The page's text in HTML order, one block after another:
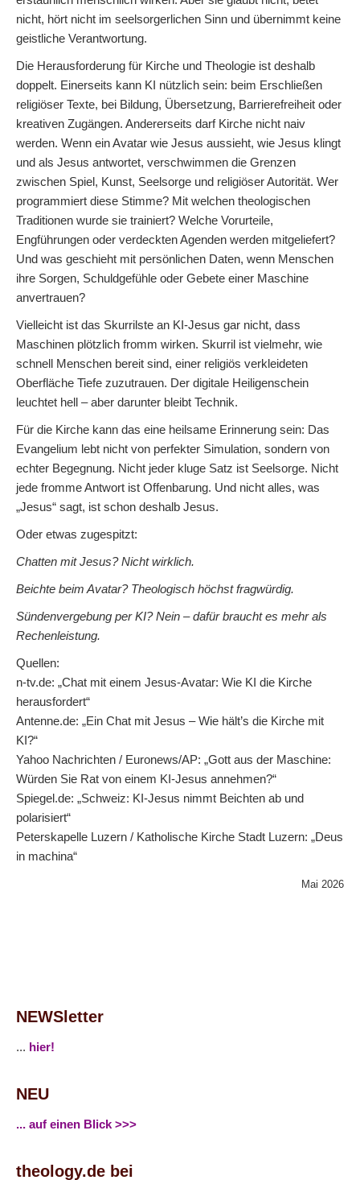
nicht, hört nicht im seelsorgerlichen Sinn und übernimmt keine
geistliche Verantwortung.
Die Herausforderung für Kirche und Theologie ist deshalb
doppelt. Einerseits kann KI nützlich sein: beim Erschließen
religiöser Texte, bei Bildung, Übersetzung, Barrierefreiheit oder
kreativen Zugängen. Andererseits darf Kirche nicht naiv
werden. Wenn ein Avatar wie Jesus aussieht, wie Jesus klingt
und als Jesus antwortet, verschwimmen die Grenzen
zwischen Spiel, Kunst, Seelsorge und religiöser Autorität. Wer
programmiert diese Stimme? Mit welchen theologischen
Traditionen wurde sie trainiert? Welche Vorurteile,
Engführungen oder verdeckten Agenden werden mitgeliefert?
Und was geschieht mit persönlichen Daten, wenn Menschen
ihre Sorgen, Schuldgefühle oder Gebete einer Maschine
anvertrauen?
Vielleicht ist das Skurrilste an KI-Jesus gar nicht, dass
Maschinen plötzlich fromm wirken. Skurril ist vielmehr, wie
schnell Menschen bereit sind, einer religiös verkleideten
Oberfläche Tiefe zuzutrauen. Der digitale Heiligenschein
leuchtet hell – aber darunter bleibt Technik.
Für die Kirche kann das eine heilsame Erinnerung sein: Das
Evangelium lebt nicht von perfekter Simulation, sondern von
echter Begegnung. Nicht jeder kluge Satz ist Seelsorge. Nicht
jede fromme Antwort ist Offenbarung. Und nicht alles, was
„Jesus“ sagt, ist schon deshalb Jesus.
Oder etwas zugespitzt:
Chatten mit Jesus? Nicht wirklich.
Beichte beim Avatar? Theologisch höchst fragwürdig.
Sündenvergebung per KI? Nein – dafür braucht es mehr als
Rechenleistung.
Quellen:
n-tv.de: „Chat mit einem Jesus-Avatar: Wie KI die Kirche
herausfordert“
Antenne.de: „Ein Chat mit Jesus – Wie hält’s die Kirche mit
KI?“
Yahoo Nachrichten / Euronews/AP: „Gott aus der Maschine:
Würden Sie Rat von einem KI-Jesus annehmen?“
Spiegel.de: „Schweiz: KI-Jesus nimmt Beichten ab und
polarisiert“
Peterskapelle Luzern / Katholische Kirche Stadt Luzern: „Deus
in machina“
Mai 2026
NEWSletter
... hier!
NEU
... auf einen Blick >>>
theology.de bei